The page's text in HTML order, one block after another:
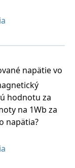
napätie vo
hodnotu za
na 1Wb za
napätia?